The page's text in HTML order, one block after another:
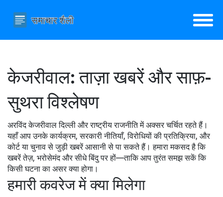
केजरीवाल: ताज़ा खबरें और साफ़-
सुथरा विश्लेषण
अरविंद केजरीवाल दिल्ली और राष्ट्रीय राजनीति में अक्सर चर्चित रहते हैं।
यहाँ आप उनके कार्यक्रम, सरकारी नीतियाँ, विरोधियों की प्रतिक्रिया, और
कोर्ट या चुनाव से जुड़ी खबरें आसानी से पा सकते हैं। हमारा मकसद है कि
खबरें तेज़, भरोसेमंद और सीधे बिंदु पर हों—ताकि आप तुरंत समझ सकें कि
किसी घटना का असर क्या होगा।
हमारी कवरेज में क्या मिलेगा